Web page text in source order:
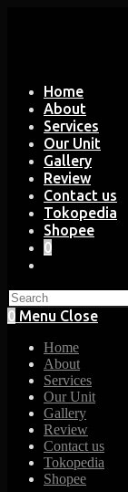
Home
About
Services
Our Unit
Gallery
Review
Contact us
Tokopedia
Shopee
0
search
0 Menu Close
Home
About
Services
Our Unit
Gallery
Review
Contact us
Tokopedia
Shopee